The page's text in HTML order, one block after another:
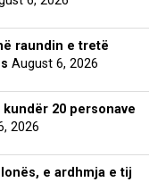
raundin e tretë
August 6, 2026
20 personave
2026
e ardhmja e tij